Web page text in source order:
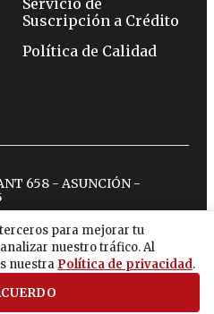
para mejorar tu
nuestro tráfico. Al
nuestra Política de privacidad.
Suscripción a Crédito
Política de Calidad
658 - ASUNCIÓN -
youtubespotify